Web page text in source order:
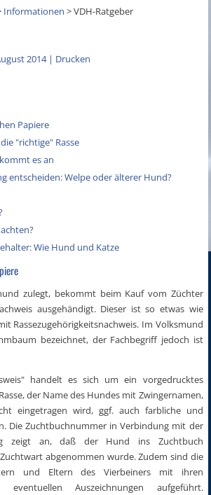
Informationen >VDH-Ratgeber
2014| Drucken
Papiere
"richtige" Rasse
es an
entscheiden: Welpe oder älterer Hund?
Wie Hund und Katze
zulegt, bekommt beim Kauf vom Züchter
ausgehändigt. Dieser ist so etwas wie
Rassezugehörigkeitsnachweis. Im Volksmund
bezeichnet, der Fachbegriff jedoch ist
handelt es sich um ein vorgedrucktes
der Name des Hundes mit Zwingernamen,
eingetragen wird, ggf. auch farbliche und
Die Zuchtbuchnummer in Verbindung mit der
zeigt an, daß der Hund ins Zuchtbuch
abgenommen wurde. Zudem sind die
und Eltern des Vierbeiners mit ihren
Auszeichnungen aufgeführt.